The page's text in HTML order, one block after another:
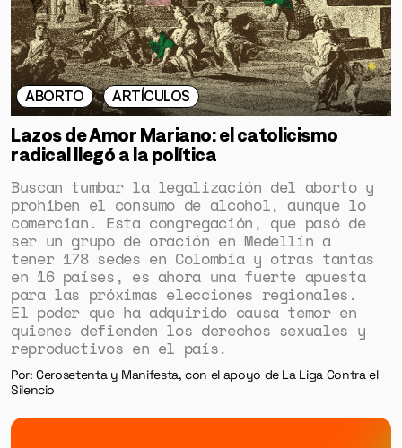
ABORTO ARTÍCULOS
Lazos de Amor Mariano: el catolicismo
radical llegó a la política
Buscan tumbar la legalización del aborto y
prohiben el consumo de alcohol, aunque lo
comercian. Esta congregación, que pasó de
ser un grupo de oración en Medellín a
tener 178 sedes en Colombia y otras tantas
en 16 países, es ahora una fuerte apuesta
para las próximas elecciones regionales.
El poder que ha adquirido causa temor en
quienes defienden los derechos sexuales y
reproductivos en el país.
Por: Cerosetenta y Manifesta, con el apoyo de La Liga Contra el
Silencio